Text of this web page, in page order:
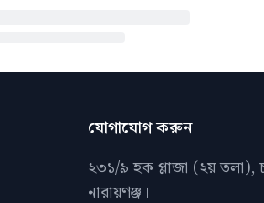
যোগাযোগ করুন
২৩১/৯ হক প্লাজা (২য় তলা),
নারায়ণঞ্জ।